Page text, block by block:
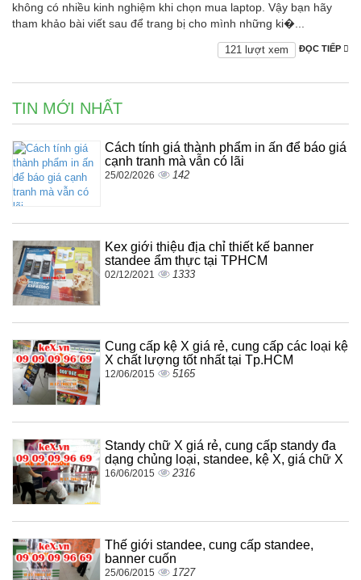
không có nhiều kinh nghiệm khi chọn mua laptop. Vậy bạn hãy
tham khảo bài viết sau để trang bị cho mình những ki�...
ĐỌC TIẾP
121 lượt xem
TIN MỚI NHẤT
Cách tính giá thành phẩm in ấn để báo giá
cạnh tranh mà vẫn có lãi
25/02/2026 142
Kex giới thiệu địa chỉ thiết kế banner
standee ẩm thực tại TPHCM
02/12/2021 1333
Cung cấp kệ X giá rẻ, cung cấp các loại kệ
X chất lượng tốt nhất tại Tp.HCM
12/06/2015 5165
Standy chữ X giá rẻ, cung cấp standy đa
dạng chủng loại, standee, kệ X, giá chữ X
16/06/2015 2316
Thế giới standee, cung cấp standee,
banner cuốn
25/06/2015 1727